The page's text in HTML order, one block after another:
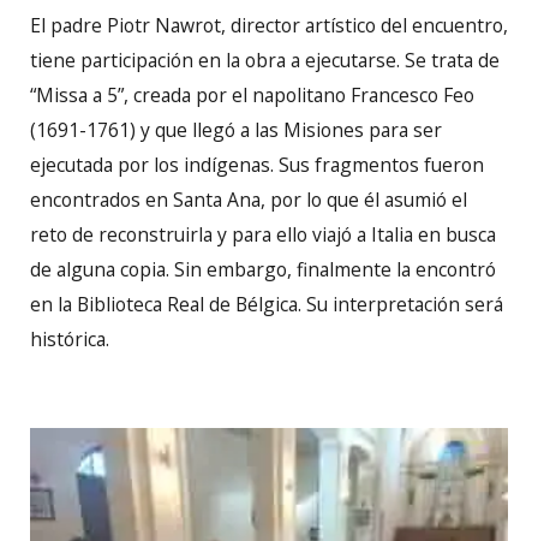
El padre Piotr Nawrot, director artístico del encuentro,
tiene participación en la obra a ejecutarse. Se trata de
“Missa a 5”, creada por el napolitano Francesco Feo
(1691-1761) y que llegó a las Misiones para ser
ejecutada por los indígenas. Sus fragmentos fueron
encontrados en Santa Ana, por lo que él asumió el
reto de reconstruirla y para ello viajó a Italia en busca
de alguna copia. Sin embargo, finalmente la encontró
en la Biblioteca Real de Bélgica. Su interpretación será
histórica.